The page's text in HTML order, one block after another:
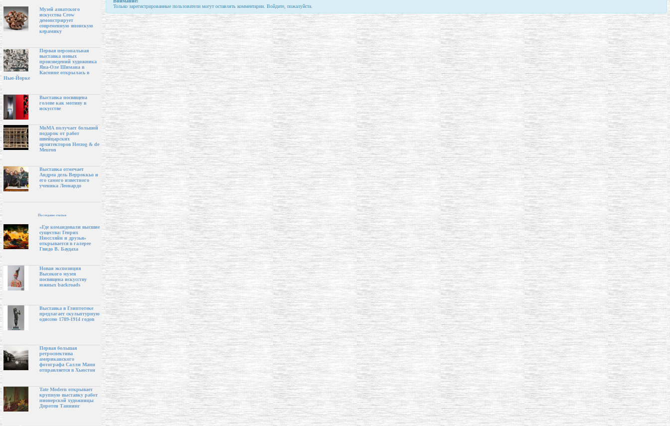
Музей азиатского
искусства Crow
демонстрирует
современную японскую
керамику
Первая персональная
выставка новых
произведений художника
Яна-Оле Шимана в
Касмине открылась в
Нью-Йорке
Выставка посвящена
голове как мотиву в
искусстве
МоМА получает большой
подарок от работ
швейцарских
архитекторов Herzog & de
Meuron
Выставка отмечает
Андреа дель Верроккьо и
его самого известного
ученика Леонардо
Последние статьи
«Где командовали высшие
существа: Генрих
Нюссляйн и друзья»
открывается в галерее
Гвидо В. Баудаха
Новая экспозиция
Высокого музея
посвящена искусству
южных backroads
Выставка в Глиптотеке
предлагает скульптурную
одиссею 1789-1914 годов
Первая большая
ретроспектива
американского
фотографа Салли Манн
отправляется в Хьюстон
Tate Modern открывает
крупную выставку работ
пионерской художницы
Доротеи Таннинг
Только зарегистрированные пользователи могут оставлять комментарии. Войдите, пожалуйста.